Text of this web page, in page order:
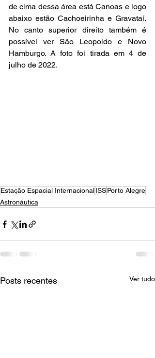
de cima dessa área está Canoas e logo
abaixo estão Cachoeirinha e Gravataí.
No canto superior direito também é
possível ver São Leopoldo e Novo
Hamburgo. A foto foi tirada em 4 de
julho de 2022.
Estação Espacial InternacionalISSPorto Alegre
Astronáutica
Posts recentes Ver tudo